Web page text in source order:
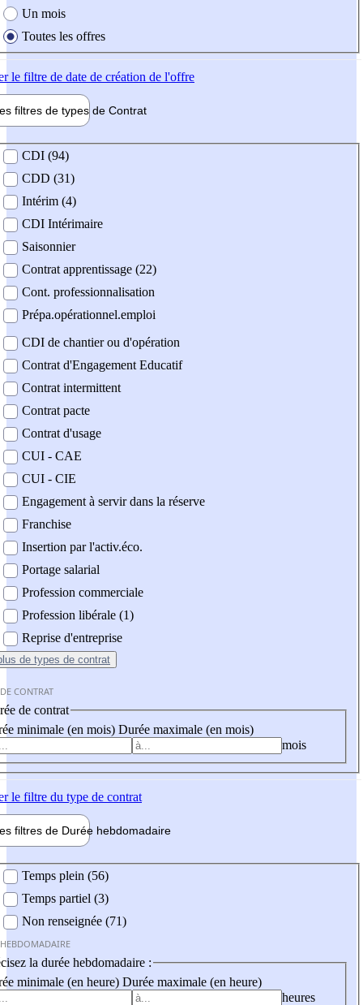
Un mois
Toutes les offres
le filtre de date de création de l'offre
filtres de types de Contrat
contrat
CDI (94)
CDD (31)
Intérim (4)
CDI Intérimaire
Saisonnier
Contrat apprentissage (22)
Cont. professionnalisation
Prépa.opérationnel.emploi
CDI de chantier ou d'opération
Contrat d'Engagement Educatif
Contrat intermittent
Contrat pacte
Contrat d'usage
CUI - CAE
CUI - CIE
Engagement à servir dans la réserve
Franchise
Insertion par l'activ.éco.
Portage salarial
Profession commerciale
Profession libérale (1)
Reprise d'entreprise
de types de contrat
CONTRAT
de contrat
minimale (en mois) Durée maximale (en mois)
mois
le filtre du type de contrat
filtres de Durée hebdomadaire
Temps plein (56)
Temps partiel (3)
Non renseignée (71)
la durée hebdomadaire :
minimale (en heure) Durée maximale (en heure)
heures